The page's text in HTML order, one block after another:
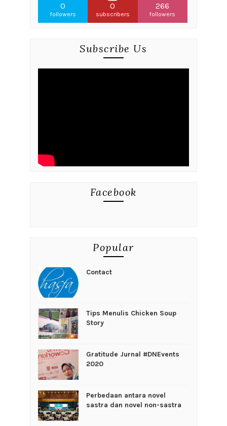
0
followers
0
subscribers
266
followers
Subscribe Us
Facebook
Popular
Contact
Tips Menulis Chicken Soup
Story
Gratitude Jurnal #DNEvents
2020
Perbedaan antara novel
sastra dan novel non-sastra